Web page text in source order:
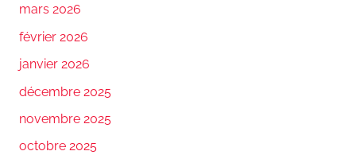
mars 2026
février 2026
janvier 2026
décembre 2025
novembre 2025
octobre 2025